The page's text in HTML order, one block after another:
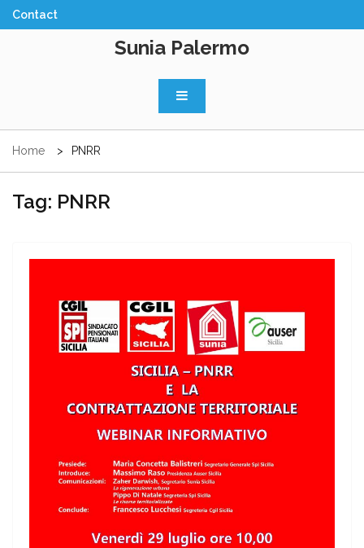
Skip
to
Sunia Palermo
Home PNRR
Tag: PNRR